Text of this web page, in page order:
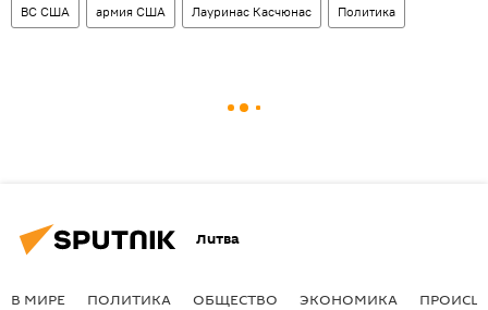
ВС США армия США Лауринас Касчюнас Политика
Литва
В МИРЕ ПОЛИТИКА ОБЩЕСТВО ЭКОНОМИКА